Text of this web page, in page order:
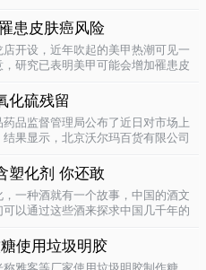
女性研究参与者在手腕上戴上监控
期内晒太阳..
患皮肤癌风险
开设，近年吹起的美甲热潮可见一
研究已表明美甲可能会增加罹患皮
以防止指甲断裂。但专家表示，美
的光疗..
化硫残留
品监督管理局公布了近日对市场上
果显示，北京沃尔玛百货有限公司
氧化硫在我国禁止用于姜粉这类食
安全专家介绍..
塑化剂 你还敢
一种酒就有一个故事，中国的酒文
以通过这些酒来探求中国几千年的
因，因为酒已经不只是一种可以喝
一样有很厚..
使用垃圾明胶